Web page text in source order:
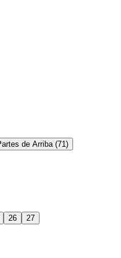
de Arriba (71)
26
27